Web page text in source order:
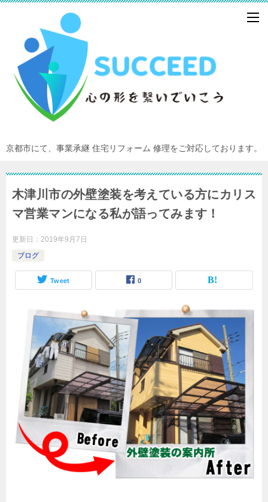
京都市にて、事業承継 住宅リフォーム 修理をご対応しております。
木津川市の外壁塗装を考えている方にカリス
マ営業マンになる私が語ってみます！
更新日： 2019年9月7日
ブログ
Tweet 0